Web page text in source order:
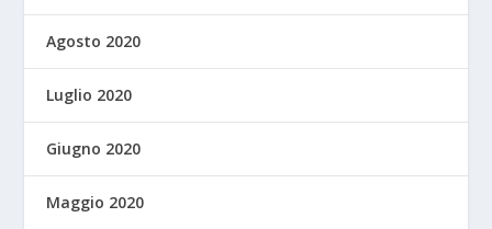
Agosto 2020
Luglio 2020
Giugno 2020
Maggio 2020